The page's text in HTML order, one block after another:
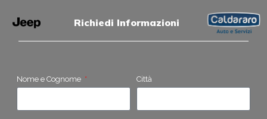
Richiedi Informazioni
Nome e Cognome Città